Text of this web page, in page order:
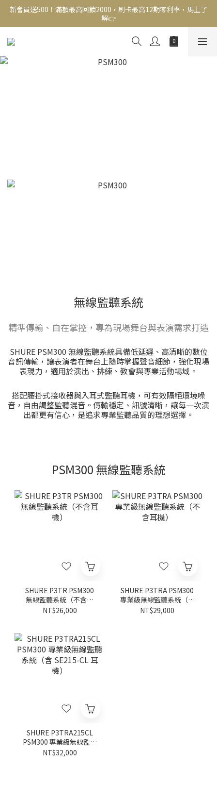
新會員送500！滿額最高回饋2000，刷卡最高12期零利率，馬上了
解👉
新會員送500！滿額最高回饋2000，刷卡最高12期零利率，馬上了
解👉
結帳頁選zingala銀角零卡分期，輕鬆打包
新會員送500！滿額最高回饋2000，刷卡最高12期零利率，馬上了
無線監聽系統
精準傳輸、自在掌控，專為現場舞台與表演需求打造
SHURE PSM300 無線監聽系統具備低延遲、高清晰的數位
音訊傳輸，讓表演者在舞台上隨時掌握聲音細節，強化現場
表現力，適用於演出、排練、教會與專業活動場域。
搭配腰掛式接收器與入耳式監聽耳機，可有效隔絕環境噪
音，自由調整監聽混音。傳輸穩定、訊號清晰，讓每一次演
出都更有信心，是追求專業監聽品質的理想選擇。
PSM300 無線監聽系統
SHURE P3TR PSM300
無線監聽系統（不含耳
機）
NT$26,000
SHURE P3TRA PSM300
專業級無線監聽系統（不
含耳機）
NT$29,000
SHURE P3TRA215CL
PSM300 專業級無線監聽
系統（含 SE215-CL 耳
NT$32,000